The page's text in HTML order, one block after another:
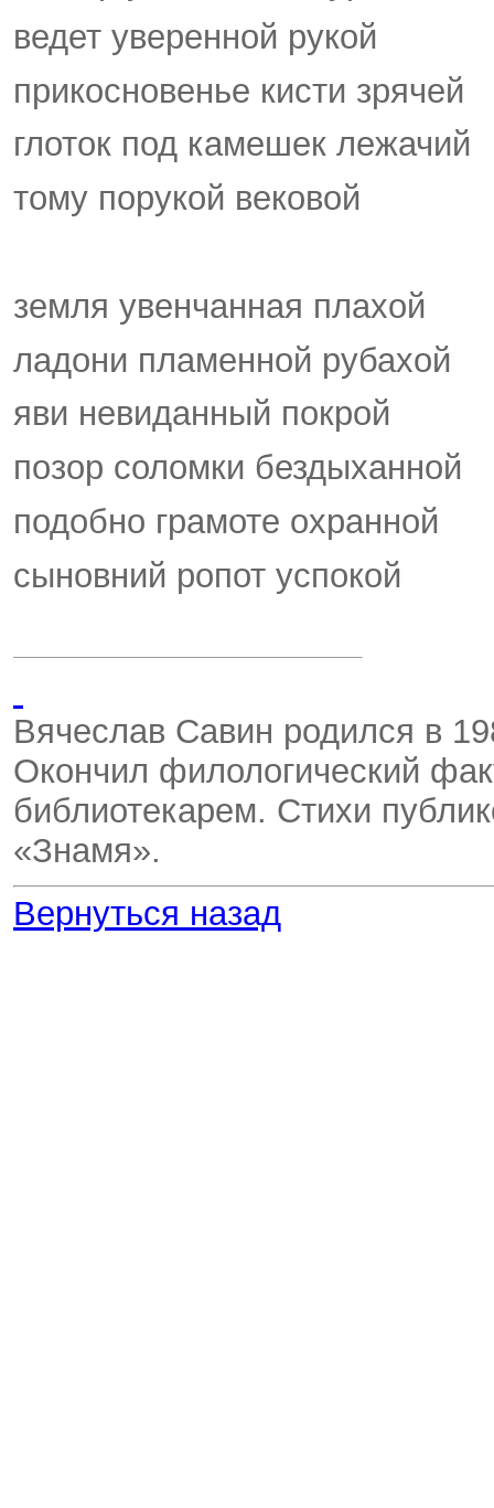
ведет уверенной рукой
прикосновенье кисти зрячей
глоток под камешек лежачий
тому порукой вековой
земля увенчанная плахой
ладони пламенной рубахой
яви невиданный покрой
позор соломки бездыханной
подобно грамоте охранной
сыновний ропот успокой
Вячеслав Савин родился в
Окончил филологический
библиотекарем. Стихи
«Знамя».
Вернуться назад